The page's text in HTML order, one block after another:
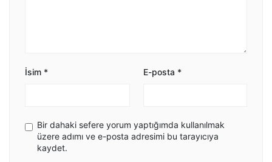
İsim * E-posta *
Bir dahaki sefere yorum yaptığımda kullanılmak
üzere adımı ve e-posta adresimi bu tarayıcıya
kaydet.